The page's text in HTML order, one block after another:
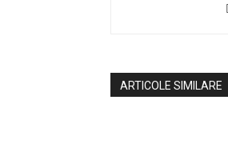
ARTICOLE SIMILARE